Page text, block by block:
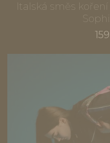
Italská směs